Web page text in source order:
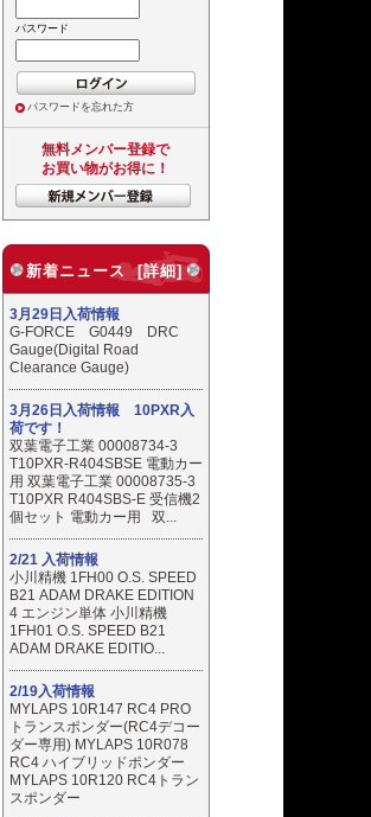
パスワード
パスワードを忘れた方
無料メンバー登録で
お買い物がお得に！
新着ニュース [詳細]
3月29日入荷情報
G-FORCE G0449 DRC
Gauge(Digital Road
Clearance Gauge)
3月26日入荷情報 10PXR入
荷です！
双葉電子工業 00008734-3
T10PXR-R404SBSE 電動カー
用 双葉電子工業 00008735-3
T10PXR R404SBS-E 受信機2
個セット 電動カー用 双...
2/21 入荷情報
小川精機 1FH00 O.S. SPEED
B21 ADAM DRAKE EDITION
4 エンジン単体 小川精機
1FH01 O.S. SPEED B21
ADAM DRAKE EDITIO...
2/19入荷情報
MYLAPS 10R147 RC4 PRO
トランスポンダー(RC4デコー
ダー専用) MYLAPS 10R078
RC4 ハイブリッドポンダー
MYLAPS 10R120 RC4トラン
スポンダー